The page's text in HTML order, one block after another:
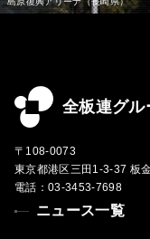
全板連グル
〒108-0073
東京都港区三田1-3-37 板
電話：03-3453-7698
ニュース一覧